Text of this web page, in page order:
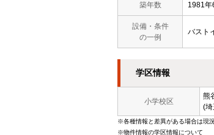
築年数 1981年
設備・条件
の一例
バスト
学区情報
小学校区
熊
(
※各種情報と差異がある場合は現
※物件情報の学区情報について